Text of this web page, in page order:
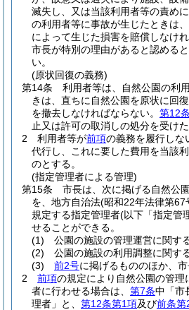
滅失し、又は当該利用者等の責め
の利用者等に事故が生じたときは
によって生じた損害を賠償しなけれ
市長が特別の理由があると認める
い。
(原状回復の義務)
第14条
利用者等は、自然公園の利
きは、直ちに自然公園を原状に回
を撤去しなければならない。 第12条
止又は許可の取消しの処分を受け
2
利用者等が前項の義務を履行しな
代行し、これに要した費用を当該
のとする。
(指定管理者による管理)
第15条
市長は、次に掲げる自然公
を、地方自治法(昭和22年法律第67
規定する指定管理者(以下「指定管
せることができる。
(1)
公園の施設の管理運営に関す
(2)
公園の施設の利用調整に関す
(3)
前2号に掲げるもののほか、
2
前項の規定により自然公園の管理
者に行わせる場合は、 第7条中「市
理者」と、 第12条第1項及び前条第